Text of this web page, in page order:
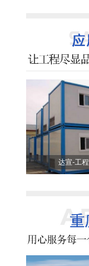
达宣-工程案例